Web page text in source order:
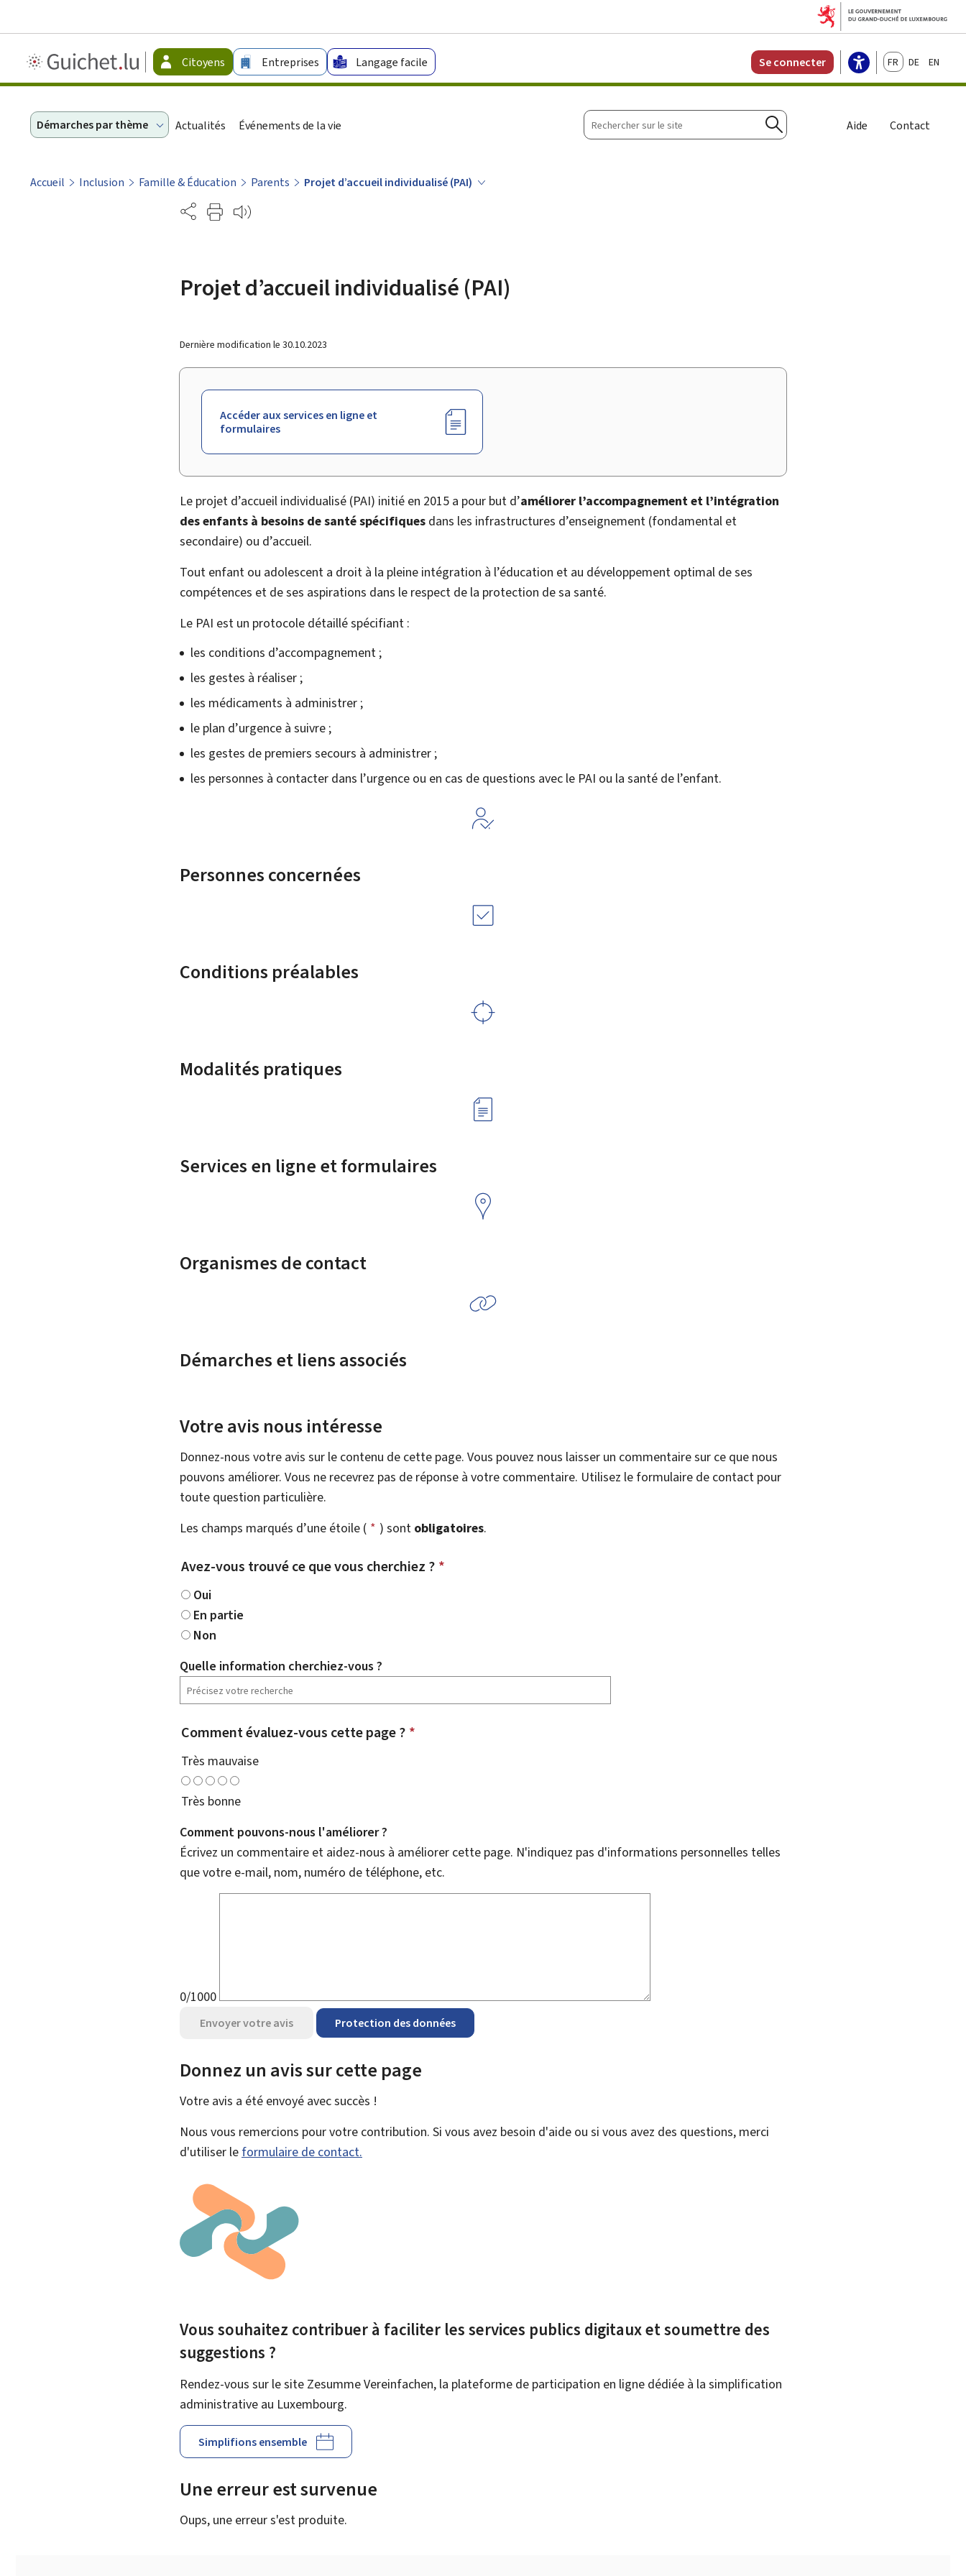
Guichet.lu
-
Citoyens Entreprises Langage facile Se connecter FrançaisDeutschEnglish
Démarches par thème Actualités Événements de la vie
Rechercher
sur
Rechercher
Aide Contact
Accueil Inclusion Famille & Éducation Parents
Projet d’accueil individualisé (PAI)
Partage
Projet d’accueil individualisé (PAI)
Dernière modification le 30.10.2023
Accéder aux services en ligne et
formulaires
Le projet d’accueil individualisé (PAI) initié en 2015 a pour but d’améliorer l’accompagnement et l’intégration
des enfants à besoins de santé spécifiques dans les infrastructures d’enseignement (fondamental et
secondaire) ou d’accueil.
Tout enfant ou adolescent a droit à la pleine intégration à l’éducation et au développement optimal de ses
compétences et de ses aspirations dans le respect de la protection de sa santé.
Le PAI est un protocole détaillé spécifiant :
les conditions d’accompagnement ;
les gestes à réaliser ;
les médicaments à administrer ;
le plan d’urgence à suivre ;
les gestes de premiers secours à administrer ;
les personnes à contacter dans l’urgence ou en cas de questions avec le PAI ou la santé de l’enfant.
Personnes concernées
Conditions préalables
Modalités pratiques
Services en ligne et formulaires
Organismes de contact
Démarches et liens associés
Votre avis nous intéresse
Donnez-nous votre avis sur le contenu de cette page. Vous pouvez nous laisser un commentaire sur ce que nous
pouvons améliorer. Vous ne recevrez pas de réponse à votre commentaire. Utilisez le formulaire de contact pour
toute question particulière.
Les champs marqués d’une étoile ( * ) sont obligatoires.
Avez-vous trouvé ce que vous cherchiez ? *
Oui
En partie
Non
Quelle information cherchiez-vous ?
Comment évaluez-vous cette page ? *
Très mauvaise
Très bonne
Comment pouvons-nous l'améliorer ?
Écrivez un commentaire et aidez-nous à améliorer cette page. N'indiquez pas d'informations personnelles telles
que votre e-mail, nom, numéro de téléphone, etc.
0/1000
Envoyer votre avis Protection des données
Donnez un avis sur cette page
Votre avis a été envoyé avecsuccès !
Nous vous remercions pour votre contribution. Si vous avez besoin d'aide ou si vous avez des questions, merci
d'utiliser le formulaire de contact.
Vous souhaitez contribuer à faciliter les services publics digitaux et soumettre des
suggestions ?
Rendez-vous sur le site Zesumme Vereinfachen, la plateforme de participation en ligne dédiée à la simplification
administrative au Luxembourg.
Simplifions ensemble
Une erreur est survenue
Oups, une erreur s'est produite.